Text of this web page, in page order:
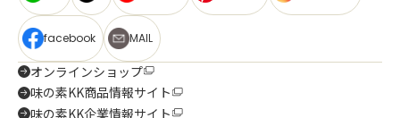
facebook MAIL
オンラインショップ
味の素KK商品情報サイト
味の素KK企業情報サイト